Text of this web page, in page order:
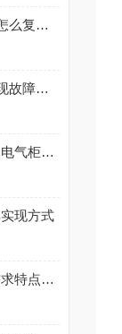
SPT10000/D变压器跳闸了怎么复位？先检查这几个地方
hydrotechnik压力测试仪出现故障从哪几步分析
芬德继电器在制药洁净车间电气柜中的选型注意事项
现方式
不同行业对压力变送器的需求特点分析